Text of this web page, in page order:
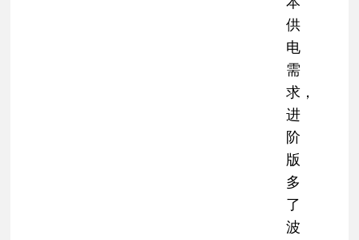
供
电
需
求，
进
阶
版
多
了
波